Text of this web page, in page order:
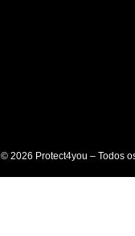
© 2026 Protect4you – Todos